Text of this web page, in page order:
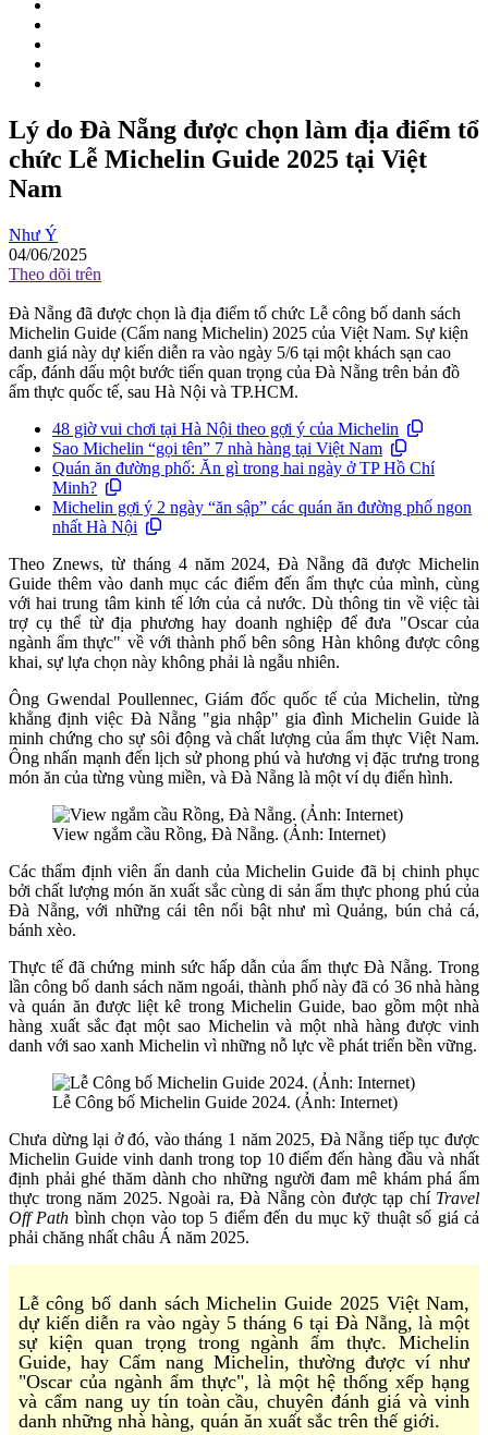
Lý do Đà Nẵng được chọn làm địa điểm tổ
chức Lễ Michelin Guide 2025 tại Việt
Nam
Như Ý
04/06/2025
Theo dõi trên
Đà Nẵng đã được chọn là địa điểm tổ chức Lễ công bố danh sách
Michelin Guide (Cẩm nang Michelin) 2025 của Việt Nam. Sự kiện
danh giá này dự kiến diễn ra vào ngày 5/6 tại một khách sạn cao
cấp, đánh dấu một bước tiến quan trọng của Đà Nẵng trên bản đồ
ẩm thực quốc tế, sau Hà Nội và TP.HCM.
48 giờ vui chơi tại Hà Nội theo gợi ý của Michelin
Sao Michelin “gọi tên” 7 nhà hàng tại Việt Nam
Quán ăn đường phố: Ăn gì trong hai ngày ở TP Hồ Chí
Minh?
Michelin gợi ý 2 ngày “ăn sập” các quán ăn đường phố ngon
nhất Hà Nội
Theo Znews, từ tháng 4 năm 2024, Đà Nẵng đã được Michelin
Guide thêm vào danh mục các điểm đến ẩm thực của mình, cùng
với hai trung tâm kinh tế lớn của cả nước. Dù thông tin về việc tài
trợ cụ thể từ địa phương hay doanh nghiệp để đưa "Oscar của
ngành ẩm thực" về với thành phố bên sông Hàn không được công
khai, sự lựa chọn này không phải là ngẫu nhiên.
Ông Gwendal Poullennec, Giám đốc quốc tế của Michelin, từng
khẳng định việc Đà Nẵng "gia nhập" gia đình Michelin Guide là
minh chứng cho sự sôi động và chất lượng của ẩm thực Việt Nam.
Ông nhấn mạnh đến lịch sử phong phú và hương vị đặc trưng trong
món ăn của từng vùng miền, và Đà Nẵng là một ví dụ điển hình.
View ngắm cầu Rồng, Đà Nẵng. (Ảnh: Internet)
Các thẩm định viên ẩn danh của Michelin Guide đã bị chinh phục
bởi chất lượng món ăn xuất sắc cùng di sản ẩm thực phong phú của
Đà Nẵng, với những cái tên nổi bật như mì Quảng, bún chả cá,
bánh xèo.
Thực tế đã chứng minh sức hấp dẫn của ẩm thực Đà Nẵng. Trong
lần công bố danh sách năm ngoái, thành phố này đã có 36 nhà hàng
và quán ăn được liệt kê trong Michelin Guide, bao gồm một nhà
hàng xuất sắc đạt một sao Michelin và một nhà hàng được vinh
danh với sao xanh Michelin vì những nỗ lực về phát triển bền vững.
Lễ Công bố Michelin Guide 2024. (Ảnh: Internet)
Chưa dừng lại ở đó, vào tháng 1 năm 2025, Đà Nẵng tiếp tục được
Michelin Guide vinh danh trong top 10 điểm đến hàng đầu và nhất
định phải ghé thăm dành cho những người đam mê khám phá ẩm
thực trong năm 2025. Ngoài ra, Đà Nẵng còn được tạp chí Travel
Off Path bình chọn vào top 5 điểm đến du mục kỹ thuật số giá cả
phải chăng nhất châu Á năm 2025.
Lễ công bố danh sách Michelin Guide 2025 Việt Nam,
dự kiến diễn ra vào ngày 5 tháng 6 tại Đà Nẵng, là một
sự kiện quan trọng trong ngành ẩm thực. Michelin
Guide, hay Cẩm nang Michelin, thường được ví như
"Oscar của ngành ẩm thực", là một hệ thống xếp hạng
và cẩm nang uy tín toàn cầu, chuyên đánh giá và vinh
danh những nhà hàng, quán ăn xuất sắc trên thế giới.